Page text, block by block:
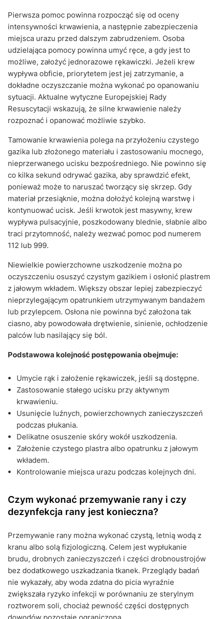
Pierwsza pomoc powinna rozpocząć się od oceny
intensywności krwawienia, a następnie zabezpieczenia
miejsca urazu przed dalszym zabrudzeniem. Osoba
udzielająca pomocy powinna umyć ręce, a gdy jest to
możliwe, założyć jednorazowe rękawiczki. Jeżeli krew
wypływa obficie, priorytetem jest jej zatrzymanie, a
dokładne oczyszczanie można wykonać po opanowaniu
sytuacji. Aktualne wytyczne Europejskiej Rady
Resuscytacji wskazują, że silne krwawienie należy
rozpoznać i opanować możliwie szybko.
Tamowanie krwawienia polega na przyłożeniu czystego
gazika lub złożonego materiału i zastosowaniu mocnego,
nieprzerwanego ucisku bezpośredniego. Nie powinno się
co kilka sekund odrywać gazika, aby sprawdzić efekt,
ponieważ może to naruszać tworzący się skrzep. Gdy
materiał przesiąknie, można dołożyć kolejną warstwę i
kontynuować ucisk. Jeśli krwotok jest masywny, krew
wypływa pulsacyjnie, poszkodowany blednie, słabnie albo
traci przytomność, należy wezwać pomoc pod numerem
112 lub 999.
Niewielkie powierzchowne uszkodzenie można po
oczyszczeniu osuszyć czystym gazikiem i osłonić plastrem
z jałowym wkładem. Większy obszar lepiej zabezpieczyć
nieprzylegającym opatrunkiem utrzymywanym bandażem
lub przylepcem. Osłona nie powinna być założona tak
ciasno, aby powodowała drętwienie, sinienie, ochłodzenie
palców lub nasilający się ból.
Podstawowa kolejność postępowania obejmuje:
Umycie rąk i założenie rękawiczek, jeśli są dostępne.
Zastosowanie stałego ucisku przy aktywnym
krwawieniu.
Usunięcie luźnych, powierzchownych zanieczyszczeń
podczas płukania.
Delikatne osuszenie skóry wokół uszkodzenia.
Założenie czystego plastra albo opatrunku z jałowym
wkładem.
Kontrolowanie miejsca urazu podczas kolejnych dni.
Czym wykonać przemywanie rany i czy
dezynfekcja rany jest konieczna?
Przemywanie rany można wykonać czystą, letnią wodą z
kranu albo solą fizjologiczną. Celem jest wypłukanie
brudu, drobnych zanieczyszczeń i części drobnoustrojów
bez dodatkowego uszkadzania tkanek. Przeglądy badań
nie wykazały, aby woda zdatna do picia wyraźnie
zwiększała ryzyko infekcji w porównaniu ze sterylnym
roztworem soli, chociaż pewność części dostępnych
dowodów pozostaje ograniczona.